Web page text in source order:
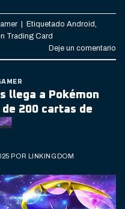
| Etiquetado Android,
Trading Card
Deje un comentario
llega a Pokémon
de 200 cartas de
POR LINKINGDOM